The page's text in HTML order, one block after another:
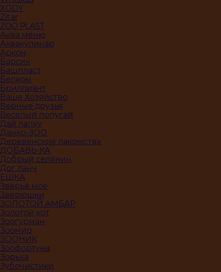
XODY
Zitar
ZOO PLAST
Аква меню
Аквакулинар
Аркон
Барсик
Башпласт
Белком
Бриллиант
Ваше Хозяйство
Верные друзья
Веселый попугай
Дай лапку
Данко-ЗОО
Деревенские лакомства
ДОБАВЬ-КА
Добрый селянин
Дог ланч
ЕШКА
Зверьё моё
Зверюшки
ЗОЛОТОЙ АМБАР
Золотой кот
Зоогурман
Зоомир
ЗООНИК
Зоофортуна
Зорька
Зубочистики